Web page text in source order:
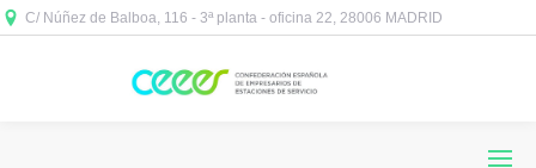
C/ Núñez de Balboa, 116 - 3ª planta - oficina 22, 28006 MADRID